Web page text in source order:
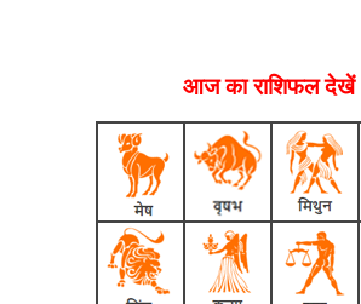
आज का राशिफल देखें